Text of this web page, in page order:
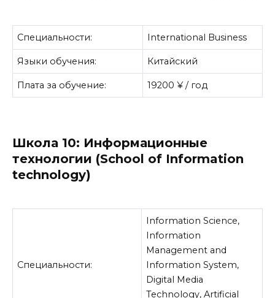
Специальности: International Business
Языки обучения: Китайский
Плата за обучение: 19200 ¥ / год
Школа 10: Информационные
технологии (School of Information
technology)
Специальности:
Information Science,
Information
Management and
Information System,
Digital Media
Technology, Artificial